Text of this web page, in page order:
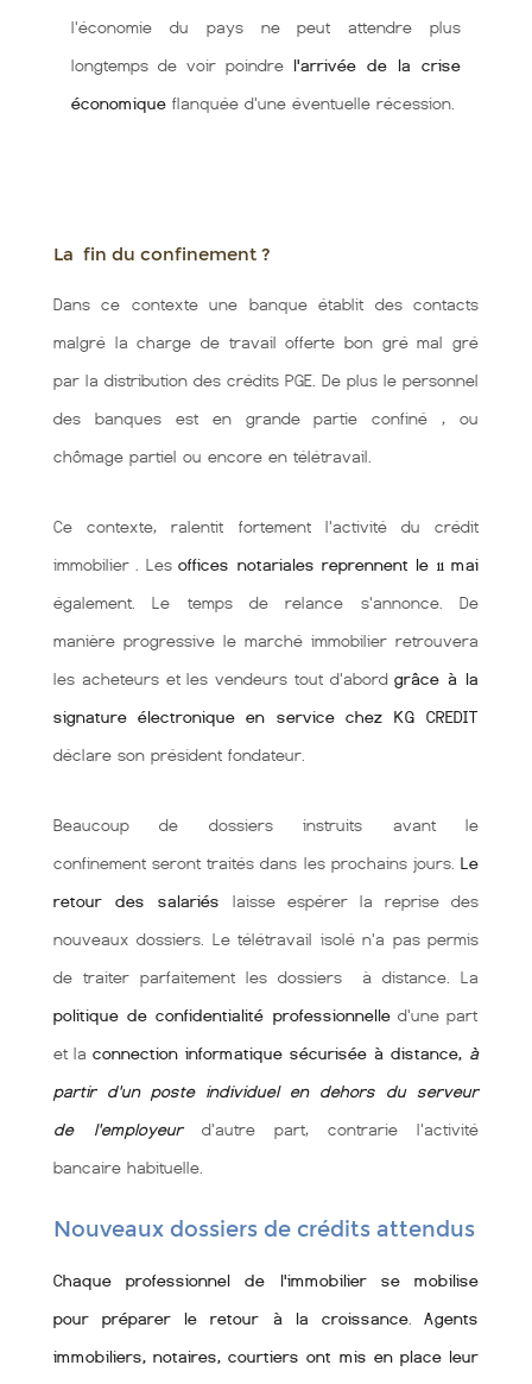
l'économie du pays ne peut attendre plus
longtemps de voir poindre l'arrivée de la crise
économique flanquée d'une éventuelle récession.
La fin du confinement ?
Dans ce contexte une banque établit des contacts
malgré la charge de travail offerte bon gré mal gré
par la distribution des crédits PGE. De plus le personnel
des banques est en grande partie confiné , ou
chômage partiel ou encore en télétravail.
Ce contexte, ralentit fortement l'activité du crédit
immobilier . Lesoffices notariales reprennent le 11 mai
également. Le temps de relance s'annonce. De
manière progressive le marché immobilier retrouvera
les acheteurs et les vendeurs tout d'abordgrâce à la
signature électronique en service chez KG CREDIT
déclare son président fondateur.
Beaucoup de dossiers instruits avant le
confinement seront traités dans les prochains jours. Le
retour des salariés laisse espérer la reprise des
nouveaux dossiers. Le télétravail isolé n'a pas permis
de traiter parfaitement les dossiers à distance. La
politique de confidentialité professionnelled'une part
et la connection informatique sécurisée à distance, à
partir d'un poste individuel en dehors du serveur
de l'employeurd'autre part, contrarie l'activité
bancaire habituelle.
Nouveaux dossiers de crédits attendus
Chaque professionnel de l'immobilier se mobilise
pour préparer le retour à la croissance.Agents
immobiliers, notaires, courtiers ont mis en place leur